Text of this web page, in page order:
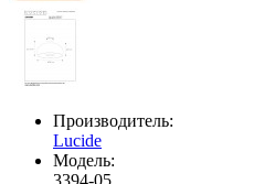
Производитель:
Lucide
Модель: